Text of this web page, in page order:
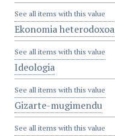
See all items with this value
Ekonomia heterodoxoa
See all items with this value
Ideologia
See all items with this value
Gizarte-mugimendu
See all items with this value